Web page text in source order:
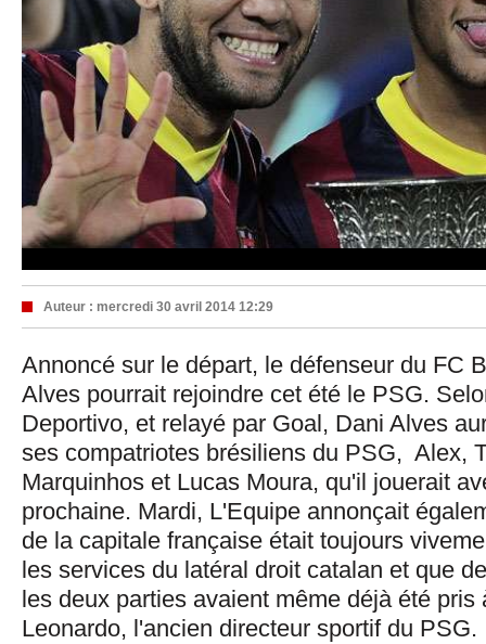
Auteur : mercredi 30 avril 2014 12:29
Annoncé sur le départ, le défenseur du FC
Alves pourrait rejoindre cet été le PSG.
Deportivo, et relayé par Goal, Dani Alves
ses compatriotes brésiliens du PSG, Alex,
Marquinhos et Lucas Moura, qu'il jouerait
prochaine. Mardi, L'Equipe annonçait
de la capitale française était toujours
les services du latéral droit catalan et que
les deux parties avaient même déjà été pris
Leonardo, l'ancien directeur sportif du PSG.